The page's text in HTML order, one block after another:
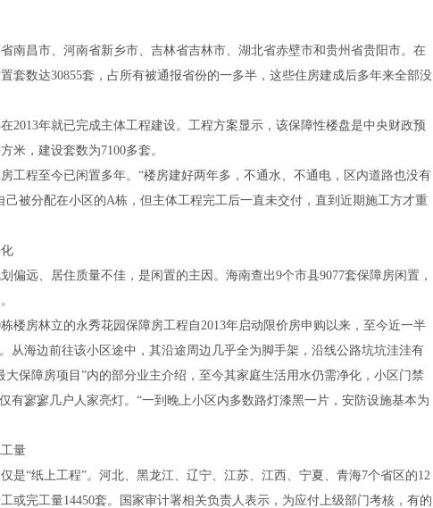
昌市、河南省新乡市、吉林省吉林市、湖北省赤壁市和贵州省贵阳市。在
套数达30855套，占所有被通报省份的一多半，这些住房建成后多年来全部没
2013年就已完成主体工程建设。工程方案显示，该保障性楼盘是中央财政预
米，建设套数为7100多套。
程至今已闲置多年。“楼房建好两年多，不通水、不通电，区内道路也没有
己被分配在小区的A栋，但主体工程完工后一直未交付，直到近期施工方才重
远、居住质量不佳，是闲置的主因。海南查出9个市县9077套保障房闲置，
栋楼房林立的永秀花园保障房工程自2013年启动限价房申购以来，至今近一半
从海边前往该小区途中，其沿途周边几乎全为脚手架，沿线公路坑坑洼洼有
保障房项目”内的部分业主介绍，至今其家庭生活用水仍需净化，小区门禁
有寥寥几户人家亮灯。“一到晚上小区内多数路灯漆黑一片，安防设施基本为
量
“纸上工程”。河北、黑龙江、辽宁、江苏、江西、宁夏、青海7个省区的12
或完工量14450套。国家审计署相关负责人表示，为应付上级部门考核，有的